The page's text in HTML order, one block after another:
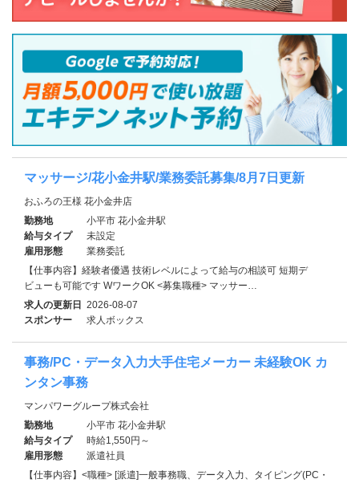
マッサージ/花小金井駅/業務委託募集/8月7日更新
おふろの王様 花小金井店
勤務地
小平市 花小金井駅
給与タイプ
未設定
雇用形態
業務委託
【仕事内容】経験者優遇 技術レベルによって給与の相談可 短期デ
ビューも可能です WワークOK <募集職種> マッサー…
求人の更新日 2026-08-07
スポンサー
求人ボックス
事務/PC・データ入力大手住宅メーカー 未経験OK カ
ンタン事務
マンパワーグループ株式会社
勤務地
小平市 花小金井駅
給与タイプ
時給1,550円～
雇用形態
派遣社員
【仕事内容】<職種> [派遣]一般事務職、データ入力、タイピング(PC・